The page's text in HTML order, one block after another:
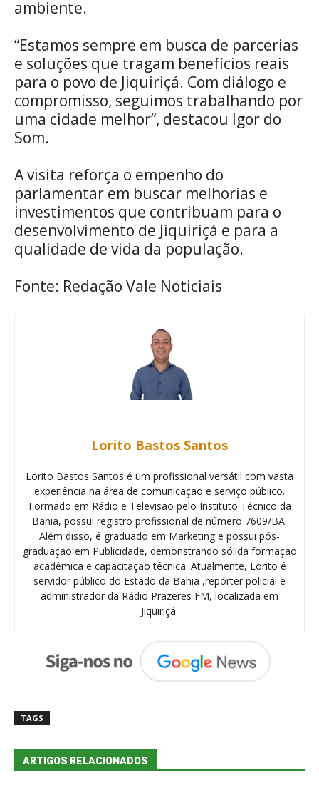
ambiente.
“Estamos sempre em busca de parcerias
e soluções que tragam benefícios reais
para o povo de Jiquiriçá. Com diálogo e
compromisso, seguimos trabalhando por
uma cidade melhor”, destacou Igor do
Som.
A visita reforça o empenho do
parlamentar em buscar melhorias e
investimentos que contribuam para o
desenvolvimento de Jiquiriçá e para a
qualidade de vida da população.
Fonte: Redação Vale Noticiais
Lorito Bastos Santos
Lorito Bastos Santos é um profissional versátil com vasta
experiência na área de comunicação e serviço público.
Formado em Rádio e Televisão pelo Instituto Técnico da
Bahia, possui registro profissional de número 7609/BA.
Além disso, é graduado em Marketing e possui pós-
graduação em Publicidade, demonstrando sólida formação
acadêmica e capacitação técnica. Atualmente, Lorito é
servidor público do Estado da Bahia ,repórter policial e
administrador da Rádio Prazeres FM, localizada em
Jiquiriçá.
TAGS
ARTIGOS RELACIONADOS